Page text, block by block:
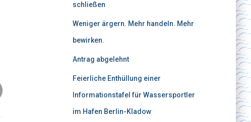
schließen
Weniger ärgern. Mehr handeln. Mehr
bewirken.
Antrag abgelehnt
Feierliche Enthüllung einer
Informationstafel für Wassersportler
im Hafen Berlin-Kladow